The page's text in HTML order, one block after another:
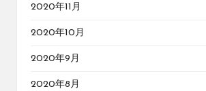
2020年11月
2020年10月
2020年9月
2020年8月